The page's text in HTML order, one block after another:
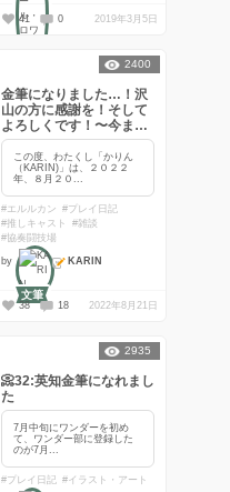
41 0 2019年3月5日
金筆になりました…！沢
山の方に感謝を！そして
よろしくです！〜今まで
の旅路〜
この度、わたくし「かりん
（KARIN)」は、２０２２
年、８月２０...
#エルルカン #プレイ日記
#推しキャスト
#雑談
#協奏闘技場
by
文筆
KARIN
2400
38 18 2022年8月21日
📀32:英知金筆になれまし
た
7月中旬にワンダーを初め
て、ワンダー部に登録した
のが7月...
#プレイ日記 #イラスト・アート
2935